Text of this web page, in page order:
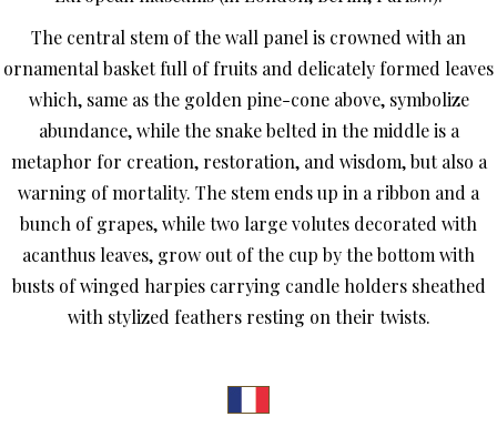
The central stem of the wall panel is crowned with an
ornamental basket full of fruits and delicately formed leaves
which, same as the golden pine-cone above, symbolize
abundance, while the snake belted in the middle is a
metaphor for creation, restoration, and wisdom, but also a
warning of mortality. The stem ends up in a ribbon and a
bunch of grapes, while two large volutes decorated with
acanthus leaves, grow out of the cup by the bottom with
busts of winged harpies carrying candle holders sheathed
with stylized feathers resting on their twists.